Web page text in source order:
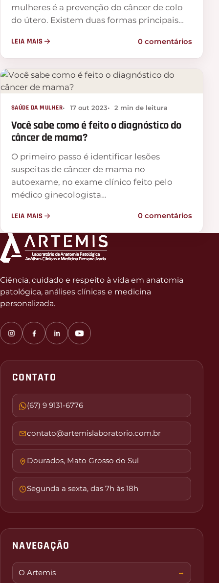
mulheres é a prevenção do câncer de colo
do útero. Existem duas formas principais…
LEIA MAIS 0 comentários
SAÚDE DA MULHER 17 out 2023 2 min de leitura
Você sabe como é feito o diagnóstico do
câncer de mama?
O primeiro passo é identificar lesões
suspeitas de câncer de mama no
autoexame, no exame clínico feito pelo
médico ginecologista…
LEIA MAIS 0 comentários
Ciência, cuidado e respeito à vida em anatomia
patológica, análises clínicas e medicina
personalizada.
CONTATO
(67) 9 9131-6776
contato@artemislaboratorio.com.br
Dourados, Mato Grosso do Sul
Segunda a sexta, das 7h às 18h
NAVEGAÇÃO
O Artemis